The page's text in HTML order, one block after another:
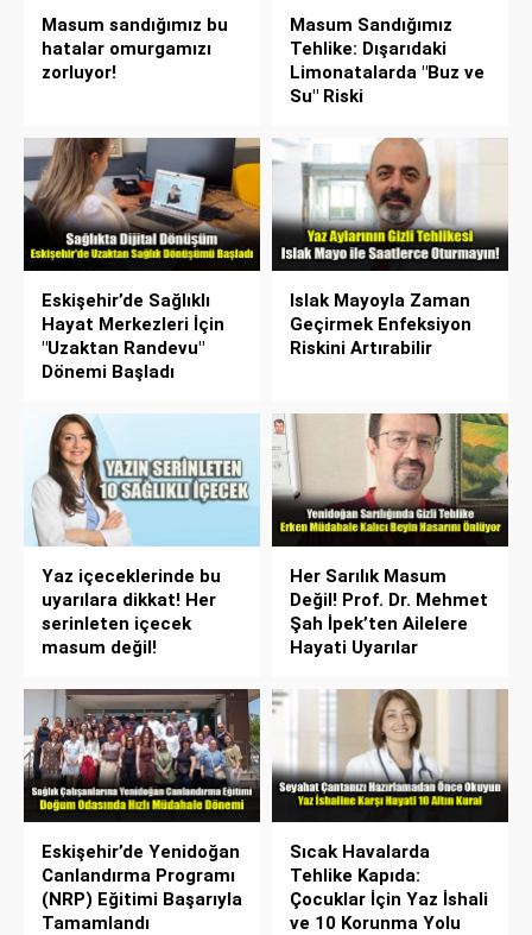
Masum sandığımız bu
hatalar omurgamızı
zorluyor!
Masum Sandığımız
Tehlike: Dışarıdaki
Limonatalarda "Buz ve
Su" Riski
Eskişehir’de Sağlıklı
Hayat Merkezleri İçin
"Uzaktan Randevu"
Dönemi Başladı
Islak Mayoyla Zaman
Geçirmek Enfeksiyon
Riskini Artırabilir
Yaz içeceklerinde bu
uyarılara dikkat! Her
serinleten içecek
masum değil!
Her Sarılık Masum
Değil! Prof. Dr. Mehmet
Şah İpek’ten Ailelere
Hayati Uyarılar
Eskişehir’de Yenidoğan
Canlandırma Programı
(NRP) Eğitimi Başarıyla
Tamamlandı
Sıcak Havalarda
Tehlike Kapıda:
Çocuklar İçin Yaz İshali
ve 10 Korunma Yolu